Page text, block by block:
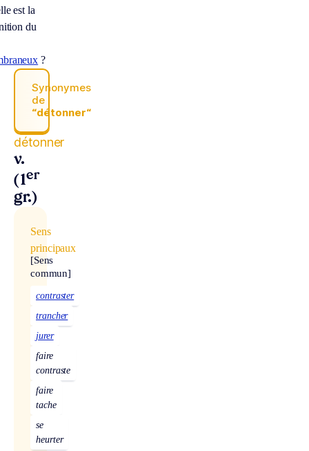
est la
du
?
Synonymes
de
“détonner“
détonner
v.
(1er
gr.)
Sens
principaux
[Sens
commun]
contraster
trancher
jurer
faire
contraste
faire
tache
se
heurter